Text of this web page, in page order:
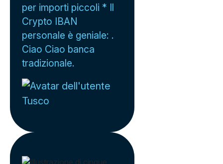
per importi piccoli * Il
Crypto IBAN
personale è geniale: .
Ciao Ciao banca
tradizionale.
Tusco